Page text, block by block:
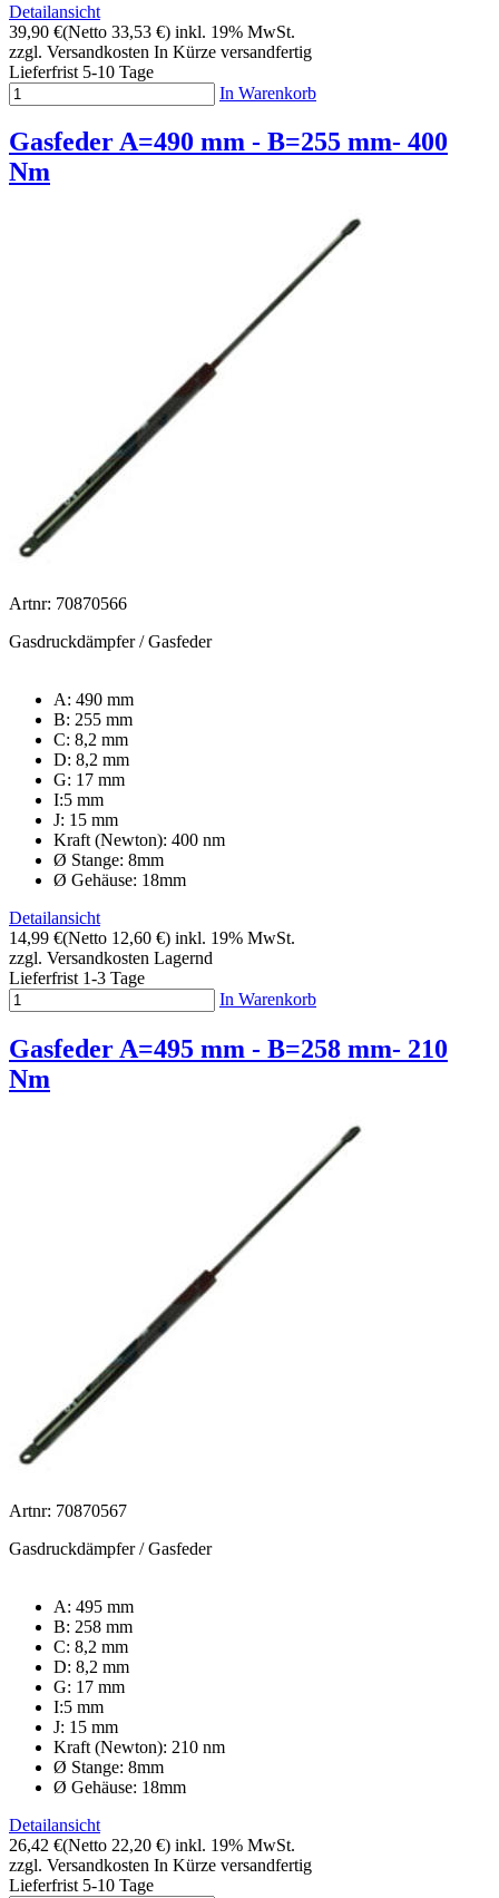
Detailansicht
39,90 €(Netto 33,53 €) inkl. 19% MwSt.
zzgl. Versandkosten In Kürze versandfertig
Lieferfrist 5-10 Tage
In Warenkorb
Gasfeder A=490 mm - B=255 mm- 400
Nm
Artnr: 70870566
Gasdruckdämpfer / Gasfeder
A: 490 mm
B: 255 mm
C: 8,2 mm
D: 8,2 mm
G: 17 mm
I:5 mm
J: 15 mm
Kraft (Newton): 400 nm
Ø Stange: 8mm
Ø Gehäuse: 18mm
Detailansicht
14,99 €(Netto 12,60 €) inkl. 19% MwSt.
zzgl. Versandkosten Lagernd
Lieferfrist 1-3 Tage
In Warenkorb
Gasfeder A=495 mm - B=258 mm- 210
Nm
Artnr: 70870567
Gasdruckdämpfer / Gasfeder
A: 495 mm
B: 258 mm
C: 8,2 mm
D: 8,2 mm
G: 17 mm
I:5 mm
J: 15 mm
Kraft (Newton): 210 nm
Ø Stange: 8mm
Ø Gehäuse: 18mm
Detailansicht
26,42 €(Netto 22,20 €) inkl. 19% MwSt.
zzgl. Versandkosten In Kürze versandfertig
Lieferfrist 5-10 Tage